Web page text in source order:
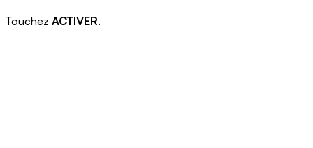
Touchez ACTIVER.